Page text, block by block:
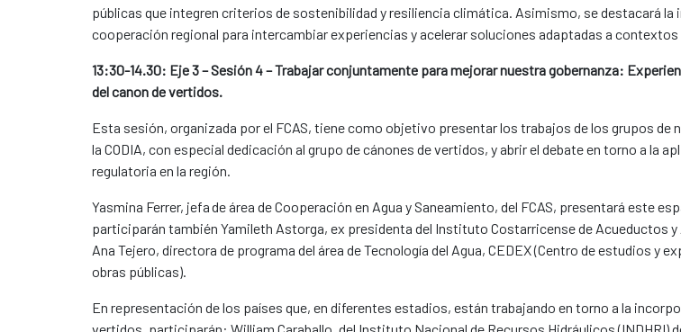
públicas que integren criterios de sostenibilidad y resiliencia climática. Asimismo, se destacará la
cooperación regional para intercambiar experiencias y acelerar soluciones adaptadas a contextos
13:30-14.30: Eje 3 – Sesión 4 – Trabajar conjuntamente para mejorar nuestra gobernanza:
del canon de vertidos.
Esta sesión, organizada por el FCAS, tiene como objetivo presentar los trabajos de los grupos de
la CODIA, con especial dedicación al grupo de cánones de vertidos, y abrir el debate en torno a la
regulatoria en la región.
Yasmina Ferrer, jefa de área de Cooperación en Agua y Saneamiento, del FCAS, presentará este
participarán también Yamileth Astorga, ex presidenta del Instituto Costarricense de Acueductos y
Ana Tejero, directora de programa del área de Tecnología del Agua, CEDEX (Centro de estudios y
obras públicas).
En representación de los países que, en diferentes estadios, están trabajando en torno a la